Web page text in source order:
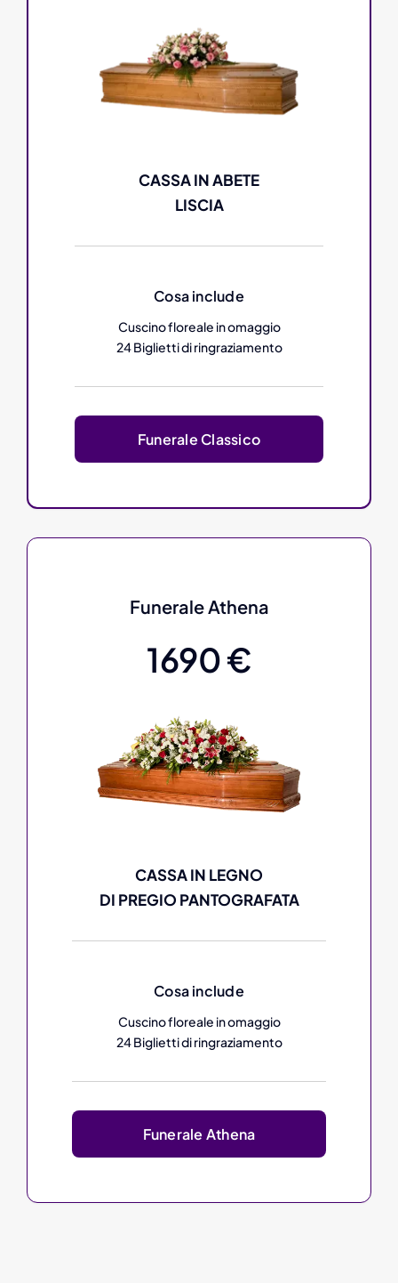
CASSA IN ABETE
LISCIA
Cosa include
Cuscino floreale in omaggio
24 Biglietti di ringraziamento
Funerale Classico
Funerale Athena
1690 €
CASSA IN LEGNO
DI PREGIO PANTOGRAFATA
Cosa include
Cuscino floreale in omaggio
24 Biglietti di ringraziamento
Funerale Athena